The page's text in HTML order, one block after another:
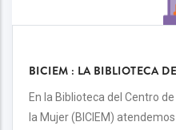
BICIEM : LA BIBLIOTECA
En la Biblioteca del Centro
la Mujer (BICIEM)